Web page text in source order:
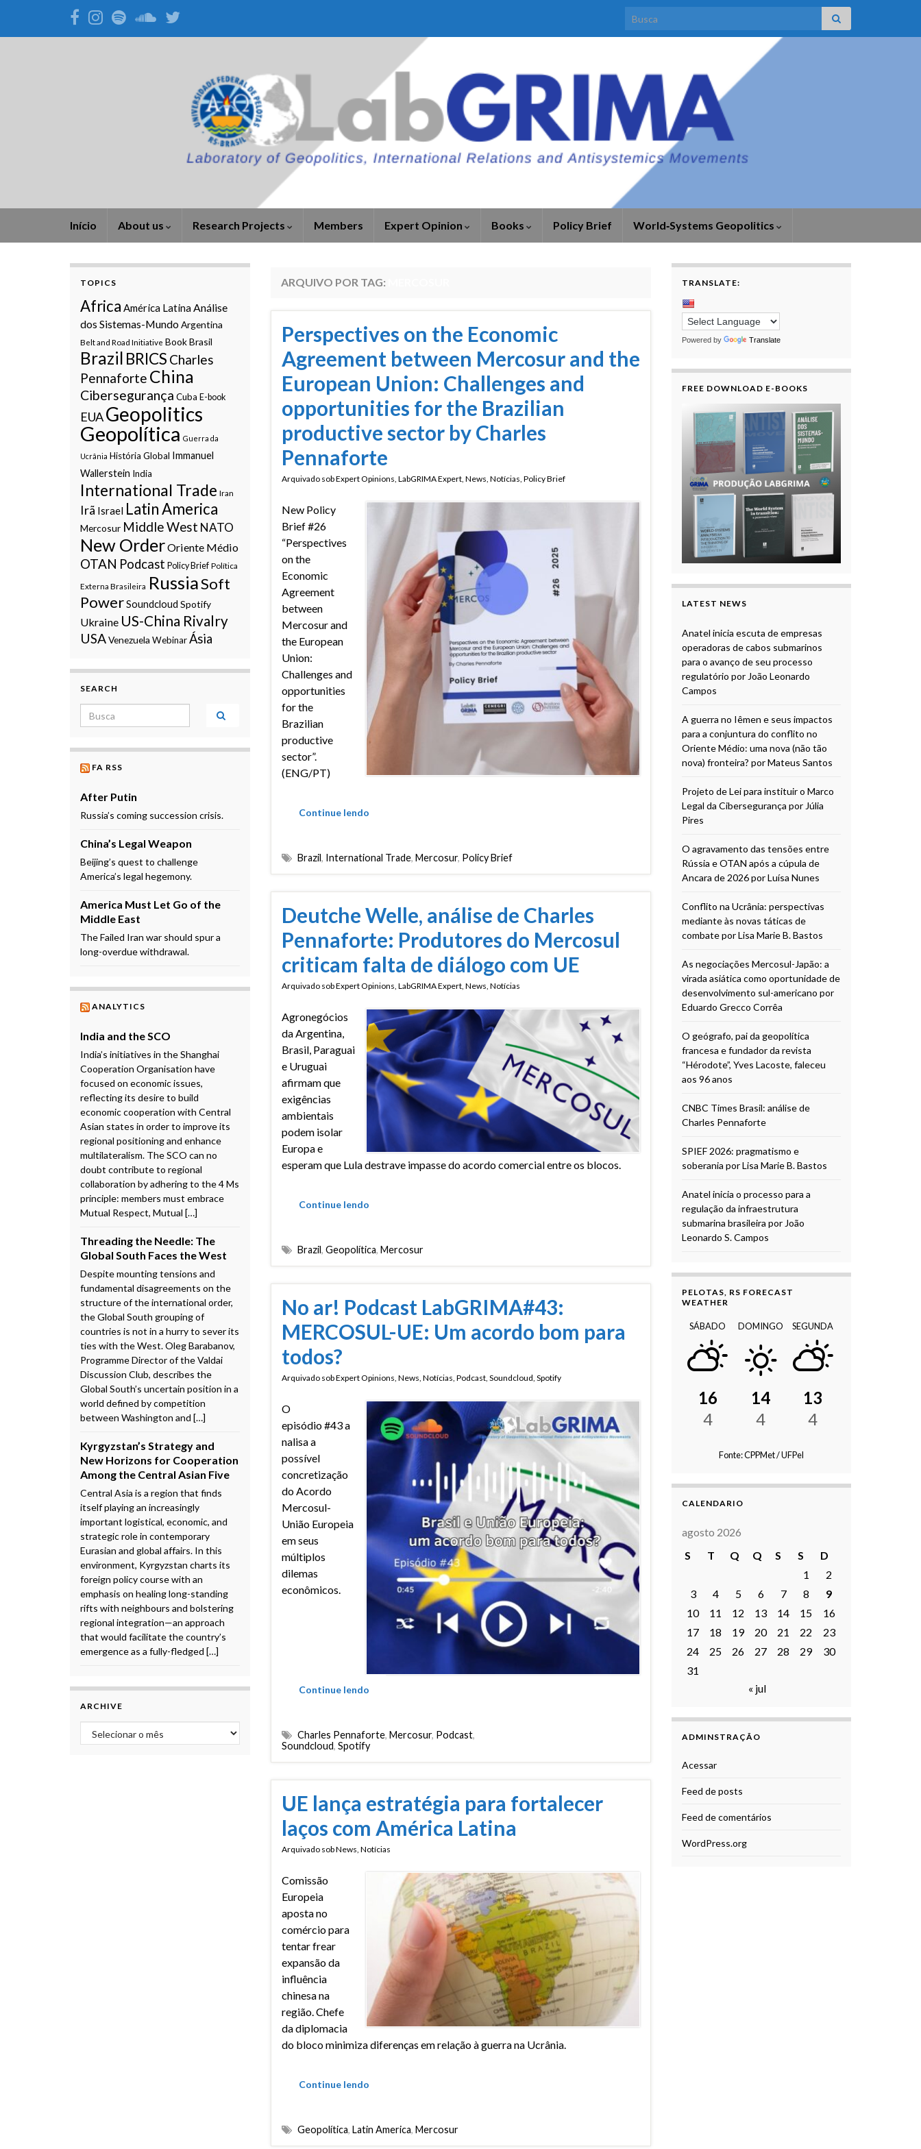
Search for:
Início About us Research Projects Members Expert Opinion Books Policy Brief World‑Systems Geopolitics
ARQUIVO POR TAG:
Perspectives on the Economic
Agreement between Mercosur and the
European Union: Challenges and
opportunities for the Brazilian
productive sector by Charles
Pennaforte
Arquivado sobExpert Opinions, LabGRIMA Expert, News, Notícias, Policy Brief
New Policy
Brief #26
“Perspectives
on the
Economic
Agreement
between
Mercosur and
the European
Union:
Challenges and
opportunities
for the
Brazilian
productive
sector”.
(ENG/PT)
Continue lendo
Brazil, International Trade, Mercosur, Policy Brief
Deutche Welle, análise de Charles
Pennaforte: Produtores do Mercosul
criticam falta de diálogo com UE
Arquivado sobExpert Opinions, LabGRIMA Expert, News, Notícias
Agronegócios
da Argentina,
Brasil, Paraguai
e Uruguai
afirmam que
exigências
ambientais
podem isolar
Europa e
esperam que Lula destrave impasse do acordo comercial entre os blocos.
Continue lendo
Brazil, Geopolítica, Mercosur
No ar! Podcast LabGRIMA#43:
MERCOSUL-UE: Um acordo bom para
todos?
Arquivado sobExpert Opinions, News, Notícias, Podcast, Soundcloud, Spotify
O
episódio #43 a
nalisa a
possível
concretização
do Acordo
Mercosul-
União Europeia
em seus
múltiplos
dilemas
econômicos.
Continue lendo
Charles Pennaforte, Mercosur, Podcast,
Soundcloud, Spotify
UE lança estratégia para fortalecer
laços com América Latina
Arquivado sobNews, Notícias
Comissão
Europeia
aposta no
comércio para
tentar frear
expansão da
influência
chinesa na
região. Chefe
da diplomacia
do bloco minimiza diferenças em relação à guerra na Ucrânia.
Continue lendo
Geopolítica, Latin America, Mercosur
TOPICS
Africa América LatinaAnálise
dos Sistemas-Mundo Argentina
Belt and Road Initiative BookBrasil
Brazil BRICS Charles
Pennaforte China
Cibersegurança Cuba E-book
EUAGeopolitics
Geopolítica Guerra da
Ucrânia História Global Immanuel
Wallerstein India
International Trade Iran
Irã Israel Latin America
Mercosur Middle West NATO
New OrderOriente Médio
OTAN Podcast Policy Brief Política
Externa Brasileira RussiaSoft
PowerSoundcloud Spotify
Ukraine US-China Rivalry
USAVenezuela WebinarÁsia
SEARCH
Search for:
FA RSS
After Putin
Russia’s coming succession crisis.
China’s Legal Weapon
Beijing’s quest to challenge
America’s legal hegemony.
America Must Let Go of the
Middle East
The Failed Iran war should spur a
long-overdue withdrawal.
ANALYTICS
India and the SCO
India’s initiatives in the Shanghai
Cooperation Organisation have
focused on economic issues,
reflecting its desire to build
economic cooperation with Central
Asian states in order to improve its
regional positioning and enhance
multilateralism. The SCO can no
doubt contribute to regional
collaboration by adhering to the 4 Ms
principle: members must embrace
Mutual Respect, Mutual […]
Threading the Needle: The
Global South Faces the West
Despite mounting tensions and
fundamental disagreements on the
structure of the international order,
the Global South grouping of
countries is not in a hurry to sever its
ties with the West. Oleg Barabanov,
Programme Director of the Valdai
Discussion Club, describes the
Global South’s uncertain position in a
world defined by competition
between Washington and […]
Kyrgyzstan’s Strategy and
New Horizons for Cooperation
Among the Central Asian Five
Central Asia is a region that finds
itself playing an increasingly
important logistical, economic, and
strategic role in contemporary
Eurasian and global affairs. In this
environment, Kyrgyzstan charts its
foreign policy course with an
emphasis on healing long-standing
rifts with neighbours and bolstering
regional integration—an approach
that would facilitate the country’s
emergence as a fully-fledged […]
ARCHIVE
Archive
TRANSLATE:
Powered by Translate
FREE DOWNLOAD E-BOOKS
LATEST NEWS
Anatel inicia escuta de empresas
operadoras de cabos submarinos
para o avanço de seu processo
regulatório por João Leonardo
Campos
A guerra no Iêmen e seus impactos
para a conjuntura do conflito no
Oriente Médio: uma nova (não tão
nova) fronteira? por Mateus Santos
Projeto de Lei para instituir o Marco
Legal da Cibersegurança por Júlia
Pires
O agravamento das tensões entre
Rússia e OTAN após a cúpula de
Ancara de 2026 por Luísa Nunes
Conflito na Ucrânia: perspectivas
mediante às novas táticas de
combate por Lisa Marie B. Bastos
As negociações Mercosul-Japão: a
virada asiática como oportunidade de
desenvolvimento sul-americano por
Eduardo Grecco Corrêa
O geógrafo, pai da geopolítica
francesa e fundador da revista
“Hérodote”, Yves Lacoste, faleceu
aos 96 anos
CNBC Times Brasil: análise de
Charles Pennaforte
SPIEF 2026: pragmatismo e
soberania por Lisa Marie B. Bastos
Anatel inicia o processo para a
regulação da infraestrutura
submarina brasileira por João
Leonardo S. Campos
PELOTAS, RS FORECAST
WEATHER
SÁBADO
16
4
DOMINGO
14
4
SEGUNDA
13
4
Fonte: CPPMet / UFPel
CALENDARIO
agosto 2026
S
T Q Q S S
D
1
2
3
4 5 6 7 8
9
10
11 12 13 14 15
16
17
18 19 20 21 22
23
24
25 26 27 28 29
30
31
« jul
ADMINSTRAÇÃO
Acessar
Feed de posts
Feed de comentários
WordPress.org